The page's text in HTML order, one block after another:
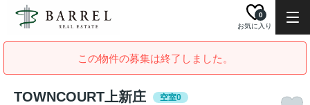
お気に入り
0
この物件の募集は終了しました。
TOWNCOURT上新庄 空室0